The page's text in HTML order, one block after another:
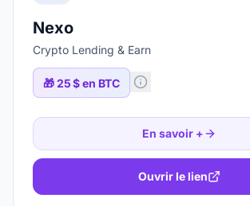
Nexo
Crypto Lending & Earn
🎁25 $ en BTC
En savoir +
Ouvrir le lien